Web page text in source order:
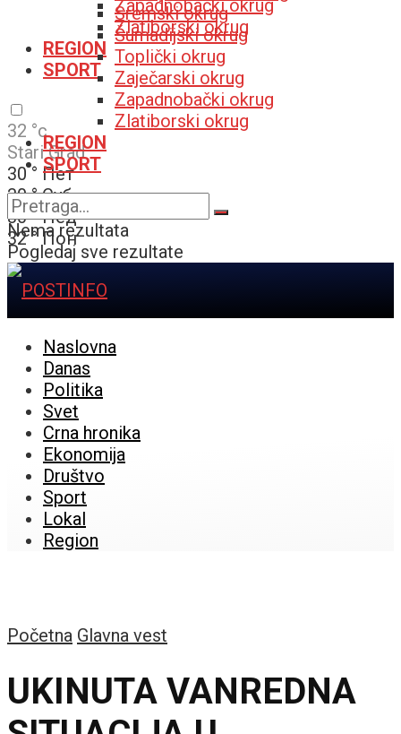
Zapadnobački okrug
Zlatiborski okrug
REGION
SPORT
32 °c
Stari Grad
30 ° Пет
30 ° Суб
30 ° Нед
32 ° Пон
Sremski okrug
Šumadijski okrug
Toplički okrug
Zaječarski okrug
Zapadnobački okrug
Zlatiborski okrug
REGION
SPORT
Nema rezultata
Pogledaj sve rezultate
Naslovna
Danas
Politika
Svet
Crna hronika
Ekonomija
Društvo
Sport
Lokal
Region
Početna Glavna vest
UKINUTA VANREDNA